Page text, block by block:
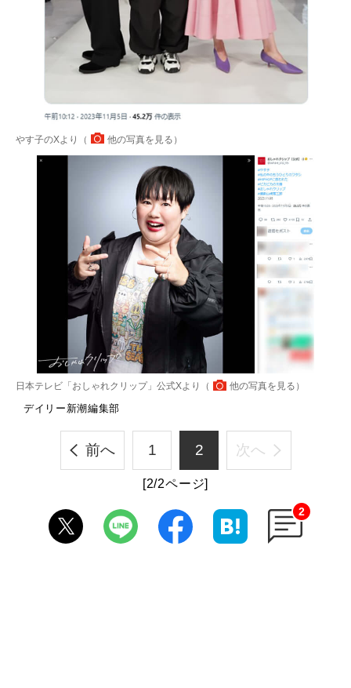
やす子のXより（ 他の写真を見る ）
日本テレビ「おしゃれクリップ」公式Xより（ 他の写真を見る ）
デイリー新潮編集部
前へ 1 2 次へ
[2/2ページ]
2